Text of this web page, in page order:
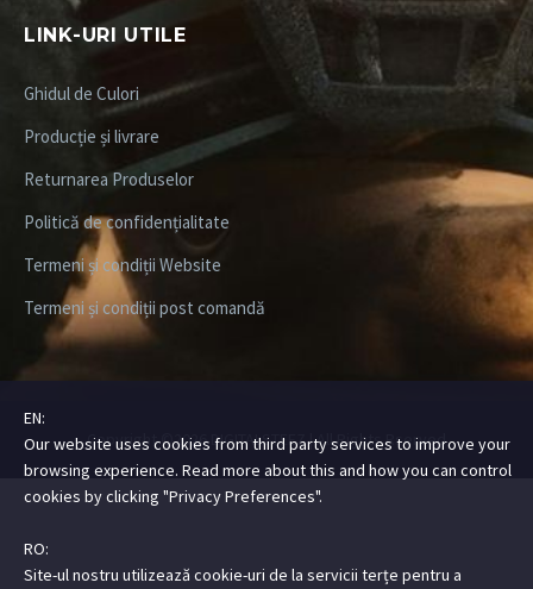
LINK-URI UTILE
Ghidul de Culori
Producție și livrare
Returnarea Produselor
Politică de confidențialitate
Termeni și condiții Website
Termeni și condiții post comandă
Copyright ©2026 DIGITALSTEEZ| All Rights Rserved
EN:
Our website uses cookies from third party services to improve your
browsing experience. Read more about this and how you can control
cookies by clicking "Privacy Preferences".
RO:
Site-ul nostru utilizează cookie-uri de la servicii terțe pentru a